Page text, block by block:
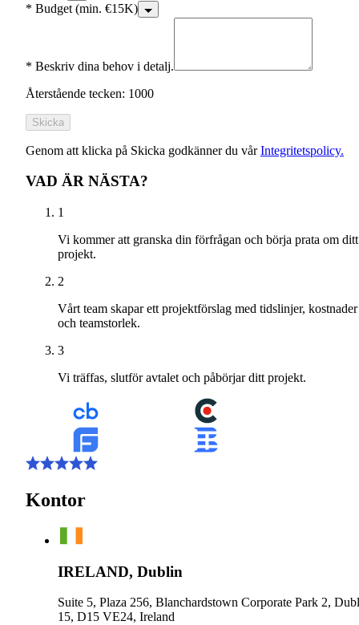
* Budget (min. €15K)
* Beskriv dina behov i detalj.
Återstående tecken: 1000
Skicka
Genom att klicka på Skicka godkänner du vårIntegritetspolicy.
VAD ÄR NÄSTA?
1
Vi kommer att granska din förfrågan och börja prata om ditt
projekt.
2
Vårt team skapar ett projektförslag med tidslinjer, kostnader
och teamstorlek.
3
Vi träffas, slutför avtalet och påbörjar ditt projekt.
Kontor
IRELAND, Dublin
Suite 5, Plaza 256, Blanchardstown Corporate Park 2,
15, D15 VE24, Ireland